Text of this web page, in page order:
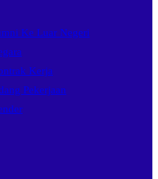
Ke Luar Negeri
Kerja
Pekerjaan